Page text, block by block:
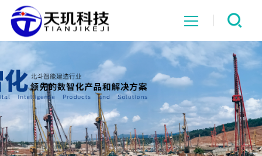
网站首页
系统中心
解决方案